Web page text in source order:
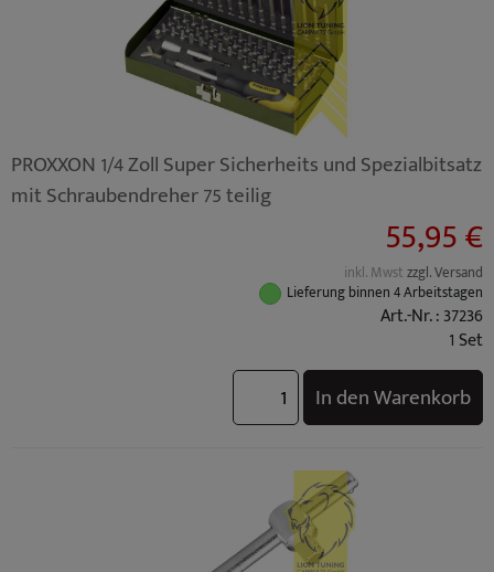
PROXXON 1/4 Zoll Super Sicherheits und Spezialbitsatz
mit Schraubendreher 75 teilig
55,95 €
inkl. Mwstzzgl. Versand
Lieferung binnen 4 Arbeitstagen
Art.-Nr. : 37236
1 Set
In den Warenkorb